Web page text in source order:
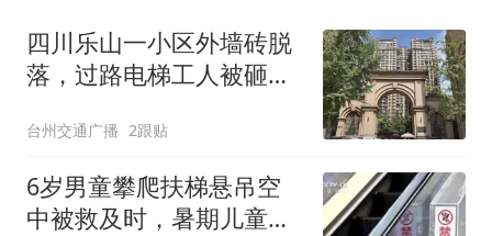
四川乐山一小区外墙砖脱
落，过路电梯工人被砸中
常年断断续续脱落”；物业
回应：事发前无预兆，正
全面排查
台州交通广播 2跟贴
6岁男童攀爬扶梯悬吊空
中被救及时，暑期儿童安